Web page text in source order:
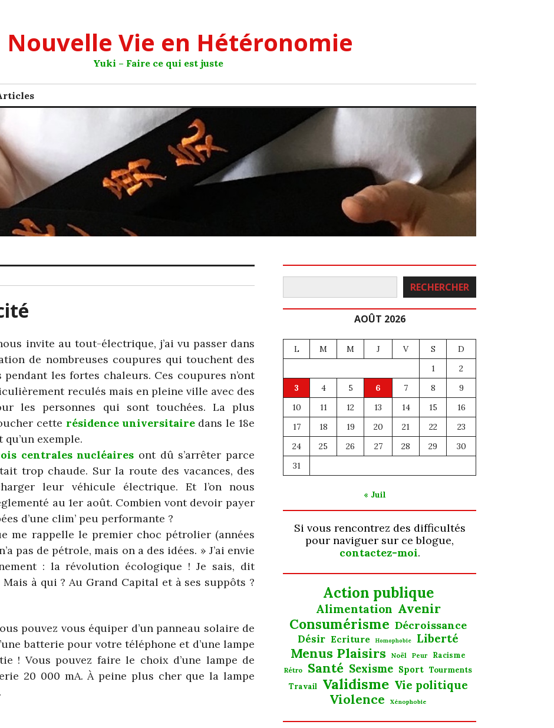
Nouvelle Vie en Hétéronomie
Yuki – Faire ce qui est juste
invite au tout-électrique, j’ai vu passer dans
de nombreuses coupures qui touchent des
les fortes chaleurs. Ces coupures n’ont
reculés mais en pleine ville avec des
les personnes qui sont touchées. La plus
cette résidence universitairedans le 18e
qu’un exemple.
centrales nucléaires ont dû s’arrêter parce
trop chaude. Sur la route des vacances, des
leur véhicule électrique. Et l’on nous
au 1er août. Combien vont devoir payer
d’une clim’ peu performante ?
me rappelle le premier choc pétrolier (années
pas de pétrole, mais on a des idées. » J’ai envie
: la révolution écologique ! Je sais, dit
à qui ? Au Grand Capital et à ses suppôts ?
pouvez vous équiper d’un panneau solaire de
batterie pour votre téléphone et d’une lampe
! Vous pouvez faire le choix d’une lampe de
20 000 mA. À peine plus cher que la lampe
Rechercher RECHERCHER
AOÛT 2026
L M M J V S
D
1
2
3
4 5 6 7 8
9
10
11 12 13 14 15
16
17
18 19 20 21 22
23
24
25 26 27 28 29
30
31
« Juil
Si vous rencontrez des difficultés
pour naviguer sur ce blogue,
contactez-moi.
Action publique
Alimentation Avenir
Consumérisme Décroissance
Désir Ecriture Homophobie Liberté
Menus Plaisirs Noël Peur
Racisme
Rétro
Santé Sexisme Sport Tourments
Travail
Validisme Vie politique
Violence Xénophobie